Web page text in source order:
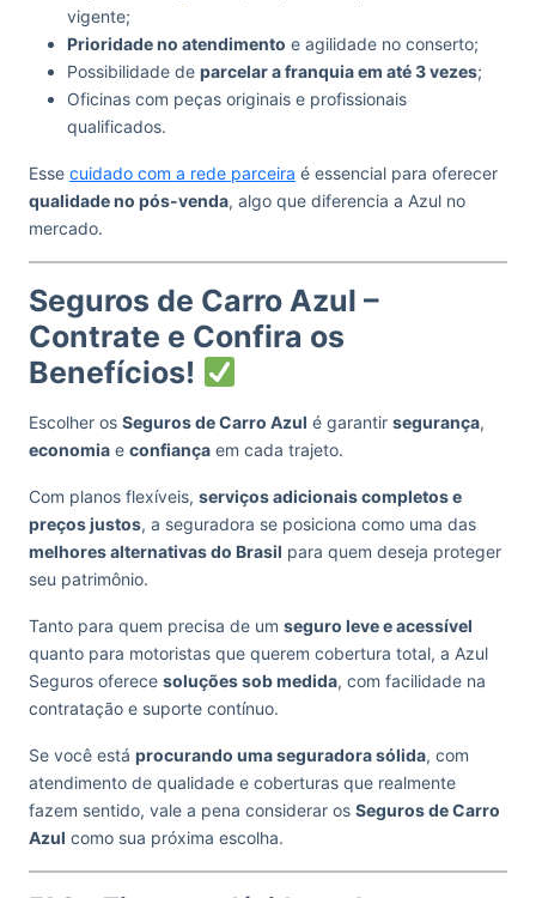
vigente;
Prioridade no atendimento e agilidade no conserto;
Possibilidade de parcelar a franquia em até 3 vezes;
Oficinas com peças originais e profissionais
qualificados.
Esse cuidado com a rede parceira é essencial para oferecer
qualidade no pós-venda, algo que diferencia a Azul no
mercado.
Seguros de Carro Azul –
Contrate e Confira os
Benefícios!
Escolher os Seguros de Carro Azul é garantir segurança,
economia e confiança em cada trajeto.
Com planos flexíveis, serviços adicionais completos e
preços justos, a seguradora se posiciona como uma das
melhores alternativas do Brasil para quem deseja proteger
seu patrimônio.
Tanto para quem precisa de um seguro leve e acessível
quanto para motoristas que querem cobertura total, a Azul
Seguros oferece soluções sob medida, com facilidade na
contratação e suporte contínuo.
Se você está procurando uma seguradora sólida, com
atendimento de qualidade e coberturas que realmente
fazem sentido, vale a pena considerar os Seguros de Carro
Azul como sua próxima escolha.